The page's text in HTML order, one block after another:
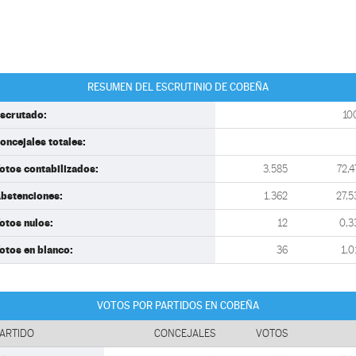
RESUMEN DEL ESCRUTINIO DE COBEÑA
totales:
contabilizados: 3.585
1.362
nulos: 12
en blanco: 36
VOTOS POR PARTIDOS EN COBEÑA
CONCEJALES VOTOS